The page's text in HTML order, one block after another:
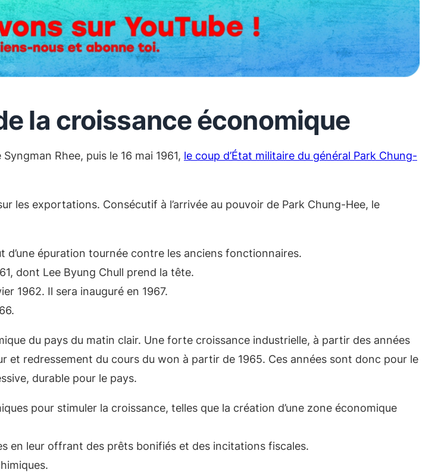
la croissance économique
Rhee, puis le 16 mai 1961, le coup d’État militaire du général Park Chung-
les exportations. Consécutif à l’arrivée au pouvoir de Park Chung-Hee, le
d’une épuration tournée contre les anciens fonctionnaires.
dont Lee Byung Chull prend la tête.
1962. Il sera inauguré en 1967.
du pays du matin clair. Une forte croissance industrielle, à partir des années
et redressement du cours du won à partir de 1965. Ces années sont donc pour le
durable pour le pays.
pour stimuler la croissance, telles que la création d’une zone économique
en leur offrant des prêts bonifiés et des incitations fiscales.